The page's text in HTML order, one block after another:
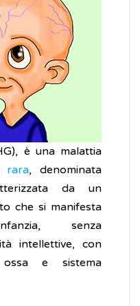
è una malattia
rara, denominata
da un
che si manifesta
senza
intellettive, con
e sistema